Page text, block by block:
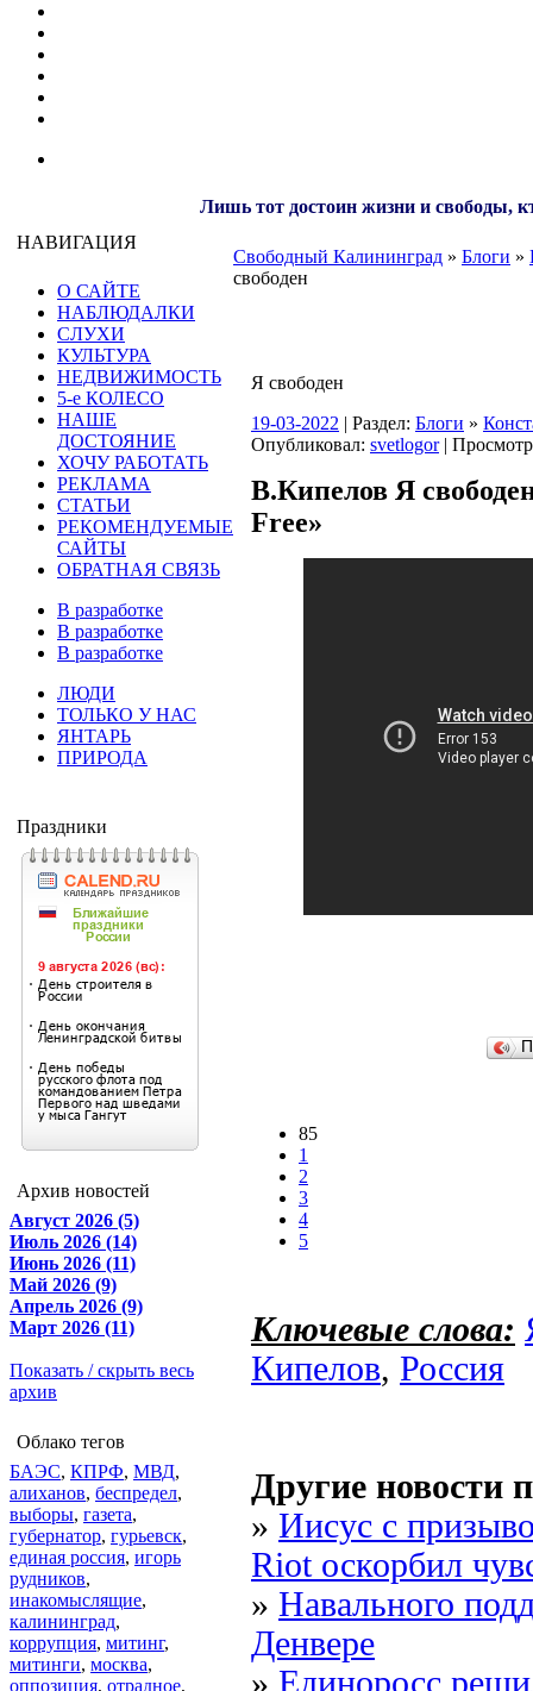
Лишь тот достоин жизни и свободы,
НАВИГАЦИЯ
О САЙТЕ
НАБЛЮДАЛКИ
СЛУХИ
КУЛЬТУРА
НЕДВИЖИМОСТЬ
5-е КОЛЕСО
НАШЕ
ДОСТОЯНИЕ
ХОЧУ РАБОТАТЬ
РЕКЛАМА
СТАТЬИ
РЕКОМЕНДУЕМЫЕ
САЙТЫ
ОБРАТНАЯ СВЯЗЬ
В разработке
В разработке
В разработке
ЛЮДИ
ТОЛЬКО У НАС
ЯНТАРЬ
ПРИРОДА
Праздники
Архив новостей
Август 2026 (5)
Июль 2026 (14)
Июнь 2026 (11)
Май 2026 (9)
Апрель 2026 (9)
Март 2026 (11)
Показать / скрыть весь
архив
Облако тегов
БАЭС, КПРФ, МВД,
алиханов, беспредел,
выборы, газета,
губернатор, гурьевск,
единая россия, игорь
рудников,
инакомыслящие,
калининград,
коррупция, митинг,
митинги, москва,
оппозиция, отрадное,
Свободный Калининград » Блоги »
свободен
Я свободен
19-03-2022 | Раздел: Блоги »
Опубликовал: svetlogor|
В.Кипелов Я
Free»
85
1
2
3
4
5
Ключевые слова:
Кипелов, Россия
Другие новости
» Иисус с
Riot оскорбил
» Навального
Денвере
» Единоросс